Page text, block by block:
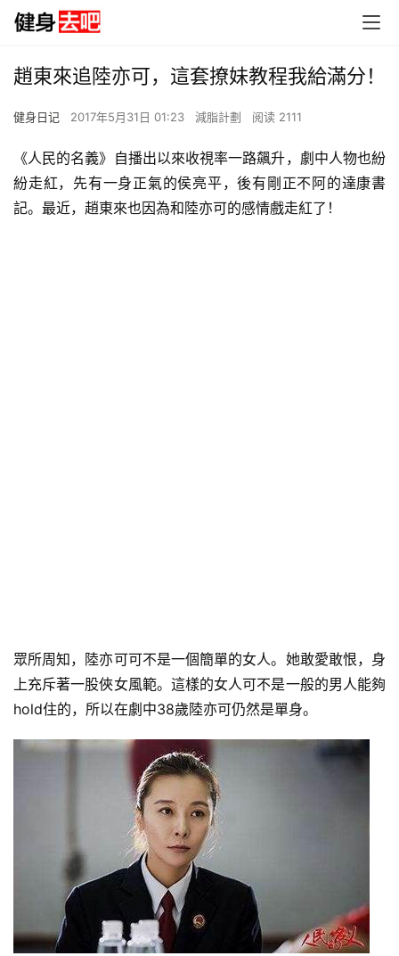
趙東來追陸亦可，這套撩妹教程我給滿分！
健身日记 2017年5月31日 01:23 減脂計劃 阅读 2111
《人民的名義》自播出以來收視率一路飆升，劇中人物也紛
紛走紅，先有一身正氣的侯亮平，後有剛正不阿的達康書
記。最近，趙東來也因為和陸亦可的感情戲走紅了！
眾所周知，陸亦可可不是一個簡單的女人。她敢愛敢恨，身
上充斥著一股俠女風範。這樣的女人可不是一般的男人能夠
hold住的，所以在劇中38歲陸亦可仍然是單身。